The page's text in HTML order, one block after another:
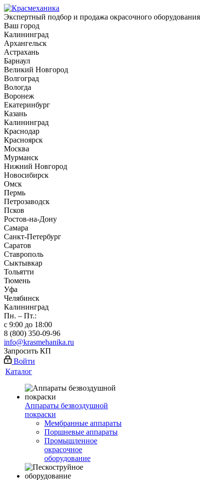
Экспертный подбор и продажа окрасочного оборудования
Ваш город
Калининград
Архангельск
Астрахань
Барнаул
Великий Новгород
Волгоград
Вологда
Воронеж
Екатеринбург
Казань
Калининград
Краснодар
Красноярск
Москва
Мурманск
Нижний Новгород
Новосибирск
Омск
Пермь
Петрозаводск
Псков
Ростов-на-Дону
Самара
Санкт-Петербург
Саратов
Ставрополь
Сыктывкар
Тольятти
Тюмень
Уфа
Челябинск
Калининград
Пн. – Пт.:
с 9:00 до 18:00
8 (800) 350-09-96
info@krasmehanika.ru
Запросить КП
Войти
Каталог
Аппараты безвоздушной
покраски
Мембранные аппараты
Поршневые аппараты
Промышленное
окрасочное
оборудование